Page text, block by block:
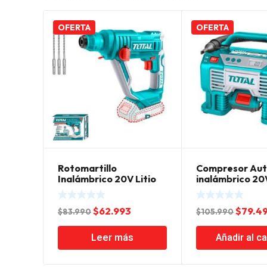
OFERTA
Rotomartillo
Inalámbrico 20V Litio
Ion Total
$83.990El
precio
original
era:
$62.993
precio
actual
es:
Leer más
OFERTA
Compresor
inalámbrico
PSI Litio Ion
$105.990El
precio
era:
$
Añadir al